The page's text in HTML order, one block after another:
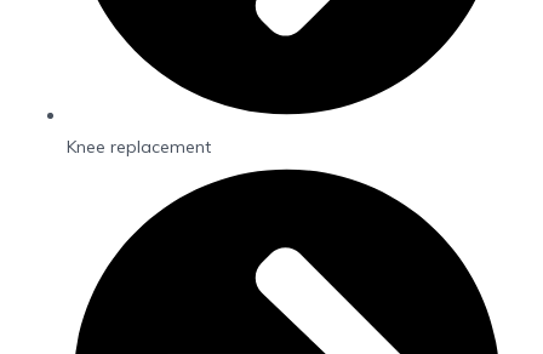
Knee replacement